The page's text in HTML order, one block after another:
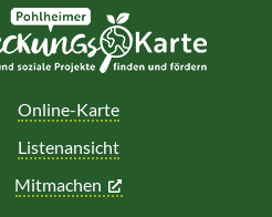
Online-Karte
Listenansicht
Mitmachen